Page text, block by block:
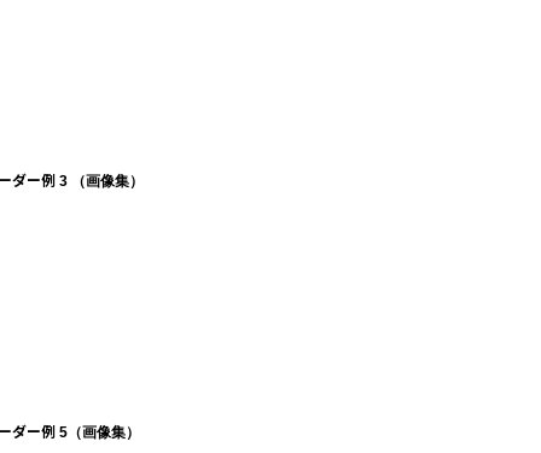
ダー例 3 （画像集）
ダー例 5（画像集）